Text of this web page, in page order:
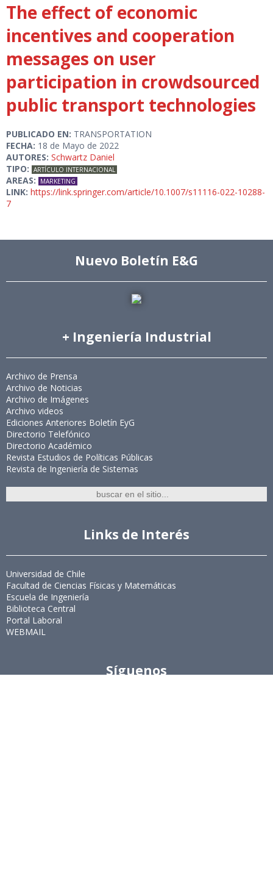
The effect of economic
incentives and cooperation
messages on user
participation in crowdsourced
public transport technologies
PUBLICADO EN: TRANSPORTATION
FECHA: 18 de Mayo de 2022
AUTORES: Schwartz Daniel
TIPO: ARTÍCULO INTERNACIONAL
AREAS: MARKETING
LINK: https://link.springer.com/article/10.1007/s11116-022-10288-
7
Nuevo Boletín E&G
+ Ingeniería Industrial
Archivo de Prensa
Archivo de Noticias
Archivo de Imágenes
Archivo videos
Ediciones Anteriores Boletín EyG
Directorio Telefónico
Directorio Académico
Revista Estudios de Políticas Públicas
Revista de Ingeniería de Sistemas
Links de Interés
Universidad de Chile
Facultad de Ciencias Físicas y Matemáticas
Escuela de Ingeniería
Biblioteca Central
Portal Laboral
WEBMAIL
Síguenos